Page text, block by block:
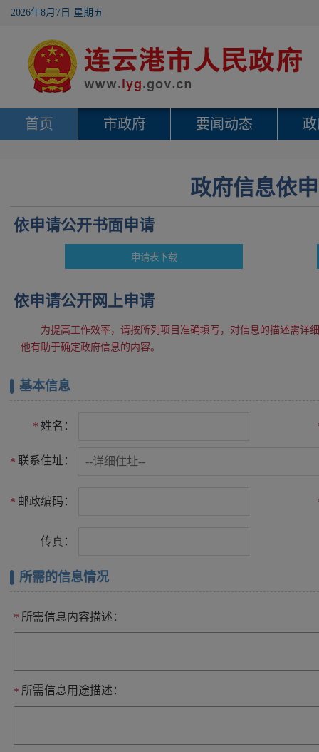
2026年8月7日 星期五
首页 市政府 要闻动态
政府信息依
依申请公开书面申请
依申请公开网上申请
为提高工作效率，请按所列项目准确填写，对信息的描述需详
他有助于确定政府信息的内容。
基本信息
* 姓名：
* 联系住址：
* 邮政编码：
传真：
所需的信息情况
* 所需信息内容描述：
* 所需信息用途描述：